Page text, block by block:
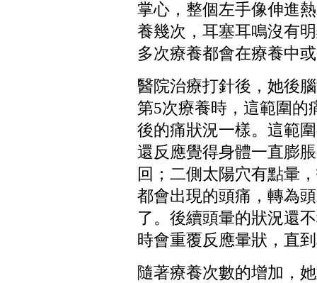
掌心，整個左手像伸進
養幾次，耳塞耳鳴沒有
多次療養都會在療養中
醫院治療打針後，她後
第5次療養時，這範圍的
後的痛狀況一樣。這範
還反應覺得身體一直膨
回；二側太陽穴有點暈
都會出現的頭痛，轉為
了。後續頭暈的狀況還
時會重覆反應暈狀，直
隨著療養次數的增加，